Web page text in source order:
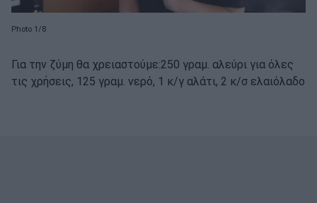
Photo 1/8
Για την ζύμη θα χρειαστούμε:250 γραμ. αλεύρι για όλες
τις χρήσεις, 125 γραμ. νερό, 1 κ/γ αλάτι, 2 κ/σ ελαιόλαδο